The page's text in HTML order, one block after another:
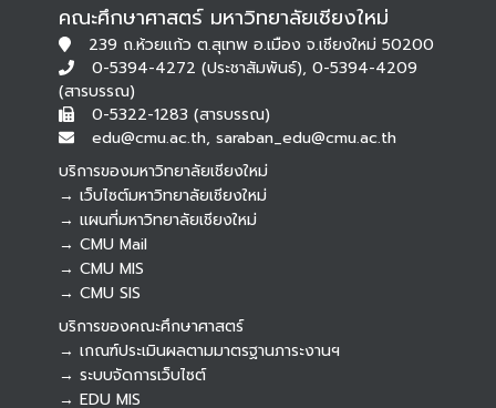
คณะศึกษาศาสตร์ มหาวิทยาลัยเชียงใหม่
239 ถ.ห้วยแก้ว ต.สุเทพ อ.เมือง จ.เชียงใหม่ 50200
0-5394-4272 (ประชาสัมพันธ์), 0-5394-4209
(สารบรรณ)
0-5322-1283 (สารบรรณ)
edu@cmu.ac.th, saraban_edu@cmu.ac.th
บริการของมหาวิทยาลัยเชียงใหม่
→ เว็บไซต์มหาวิทยาลัยเชียงใหม่
→ แผนที่มหาวิทยาลัยเชียงใหม่
→ CMU Mail
→ CMU MIS
→ CMU SIS
บริการของคณะศึกษาศาสตร์
→ เกณฑ์ประเมินผลตามมาตรฐานภาระงานฯ
→ ระบบจัดการเว็บไซต์
→ EDU MIS
Botnoi Assistant
Connecting…